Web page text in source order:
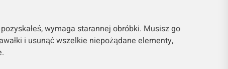
wymaga starannej obróbki. Musisz go
i usunąć wszelkie niepożądane elementy,